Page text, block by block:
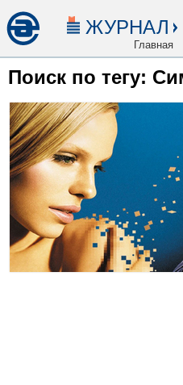
ЖУРНАЛ
Главная
Поиск по тегу: